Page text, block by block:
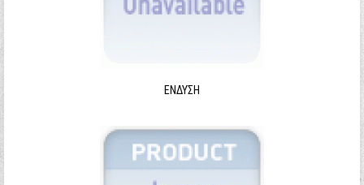
ΈΝΔΥΣΗ